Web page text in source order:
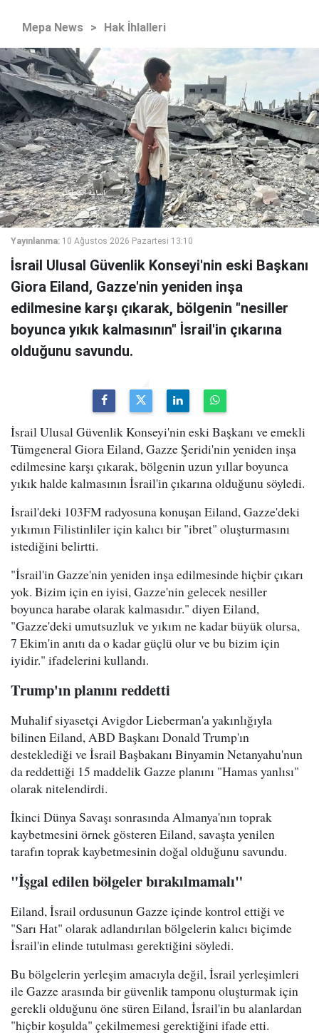
Mepa News > Hak İhlalleri
Yayınlanma: 10 Ağustos 2026 Pazartesi 13:10
İsrail Ulusal Güvenlik Konseyi'nin eski Başkanı
Giora Eiland, Gazze'nin yeniden inşa
edilmesine karşı çıkarak, bölgenin "nesiller
boyunca yıkık kalmasının" İsrail'in çıkarına
olduğunu savundu.
İsrail Ulusal Güvenlik Konseyi'nin eski Başkanı ve emekli
Tümgeneral Giora Eiland, Gazze Şeridi'nin yeniden inşa
edilmesine karşı çıkarak, bölgenin uzun yıllar boyunca
yıkık halde kalmasının İsrail'in çıkarına olduğunu söyledi.
İsrail'deki 103FM radyosuna konuşan Eiland, Gazze'deki
yıkımın Filistinliler için kalıcı bir "ibret" oluşturmasını
istediğini belirtti.
"İsrail'in Gazze'nin yeniden inşa edilmesinde hiçbir çıkarı
yok. Bizim için en iyisi, Gazze'nin gelecek nesiller
boyunca harabe olarak kalmasıdır." diyen Eiland,
"Gazze'deki umutsuzluk ve yıkım ne kadar büyük olursa,
7 Ekim'in anıtı da o kadar güçlü olur ve bu bizim için
iyidir." ifadelerini kullandı.
Trump'ın planını reddetti
Muhalif siyasetçi Avigdor Lieberman'a yakınlığıyla
bilinen Eiland, ABD Başkanı Donald Trump'ın
desteklediği ve İsrail Başbakanı Binyamin Netanyahu'nun
da reddettiği 15 maddelik Gazze planını "Hamas yanlısı"
olarak nitelendirdi.
İkinci Dünya Savaşı sonrasında Almanya'nın toprak
kaybetmesini örnek gösteren Eiland, savaşta yenilen
tarafın toprak kaybetmesinin doğal olduğunu savundu.
"İşgal edilen bölgeler bırakılmamalı"
Eiland, İsrail ordusunun Gazze içinde kontrol ettiği ve
"Sarı Hat" olarak adlandırılan bölgelerin kalıcı biçimde
İsrail'in elinde tutulması gerektiğini söyledi.
Bu bölgelerin yerleşim amacıyla değil, İsrail yerleşimleri
ile Gazze arasında bir güvenlik tamponu oluşturmak için
gerekli olduğunu öne süren Eiland, İsrail'in bu alanlardan
"hiçbir koşulda" çekilmemesi gerektiğini ifade etti.